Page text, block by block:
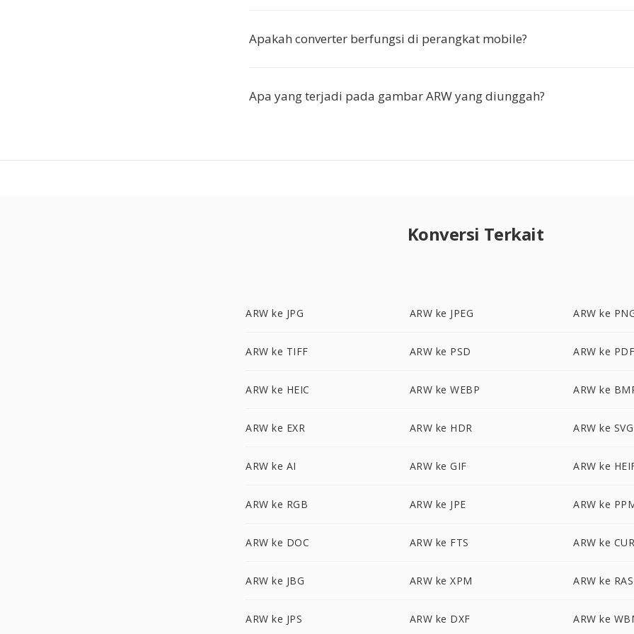
Apakah converter berfungsi di perangkat mobile?
Apa yang terjadi pada gambar ARW yang diunggah?
Konversi Terkait
ARW ke JPG ARW ke JPEG ARW ke
ARW ke TIFF ARW ke PSD ARW ke
ARW ke HEIC ARW ke WEBP ARW ke
ARW ke EXR ARW ke HDR ARW ke SVG
ARW ke AI ARW ke GIF ARW ke
ARW ke RGB ARW ke JPE ARW ke
ARW ke DOC ARW ke FTS ARW ke
ARW ke JBG ARW ke XPM ARW ke RAS
ARW ke JPS ARW ke DXF ARW ke